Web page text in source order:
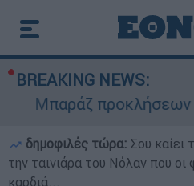
BREAKING NEWS:
Μπαράζ προκλήσεων
δημοφιλές τώρα: Σου
την ταινιάρα του Νόλαν που
καρδιά...